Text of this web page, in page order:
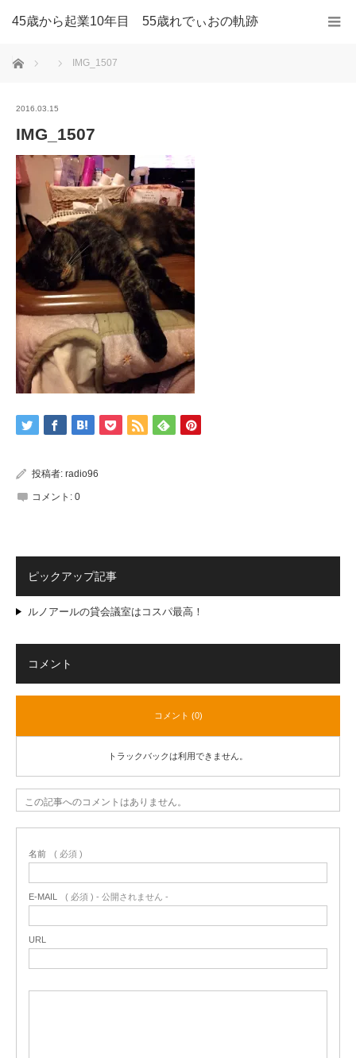
45歳から起業10年目 55歳れでぃおの軌跡
ホーム IMG_1507
2016.03.15
IMG_1507
投稿者: radio96
コメント: 0
ピックアップ記事
ルノアールの貸会議室はコスパ最高！
コメント
コメント (0)
トラックバックは利用できません。
この記事へのコメントはありません。
名前 ( 必須 )
E-MAIL ( 必須 ) - 公開されません -
URL